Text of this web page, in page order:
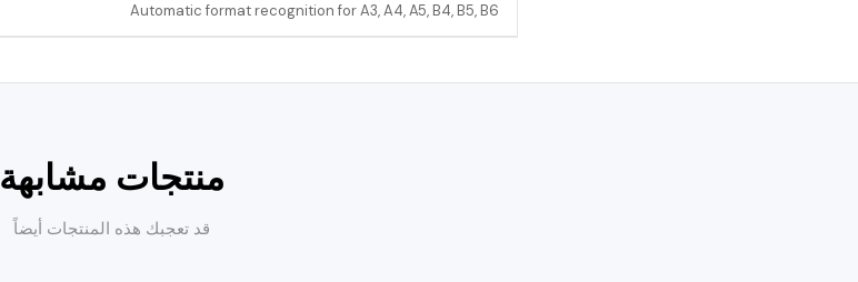
Automatic format recognition for A3, A4, A5, B4, B5, B6
منتجات مشابهة
قد تعجبك هذه المنتجات أيضاً